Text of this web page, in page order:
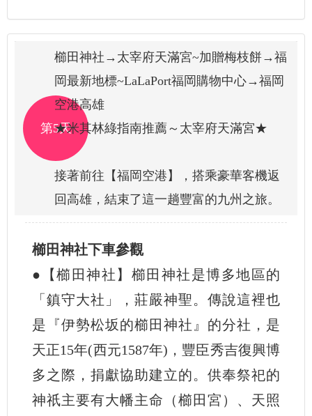
第5天
櫛田神社→太宰府天滿宮~加贈梅枝餅→福
岡最新地標~LaLaPort福岡購物中心→福岡
空港高雄
★米其林綠指南推薦～太宰府天滿宮★
接著前往【福岡空港】，搭乘豪華客機返
回高雄，結束了這一趟豐富的九州之旅。
櫛田神社下車參觀
●【櫛田神社】櫛田神社是博多地區的
「鎮守大社」，莊嚴神聖。傳說這裡也
是『伊勢松坂的櫛田神社』的分社，是
天正15年(西元1587年)，豐臣秀吉復興博
多之際，捐獻協助建立的。供奉祭祀的
神祇主要有大幡主命（櫛田宮）、天照